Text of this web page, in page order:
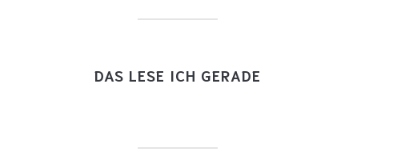
DAS LESE ICH GERADE